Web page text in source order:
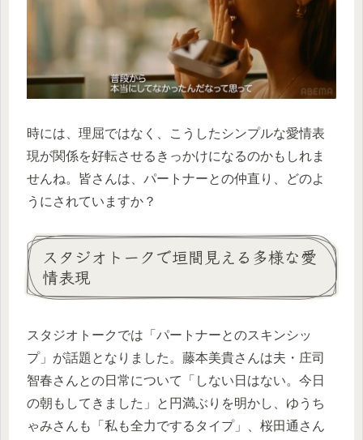
時には、理屈ではなく、こうしたシンプルな愛情表
現が関係を好転させるきっかけになるのかもしれま
せんね。皆さんは、パートナーとの仲直り、どのよ
うにされていますか？
スタジオトークで垣間見える多様な愛
情表現
スタジオトークでは「パートナーとのスキンシッ
プ」が話題となりました。藤本美貴さんは夫・庄司
智春さんとの日常について「しない日はない。今日
の朝もしてきました」と円満ぶりを明かし、ゆうち
ゃみさんも「私も全力でするタイプ」、桜田通さん